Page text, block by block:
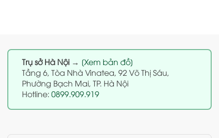
Trụ sở Hà Nội → [Xem bản đồ]
Tầng 6, Tòa Nhà Vinatea, 92 Võ Thị Sáu,
Phường Bạch Mai, TP. Hà Nội
Hotline: 0899.909.919